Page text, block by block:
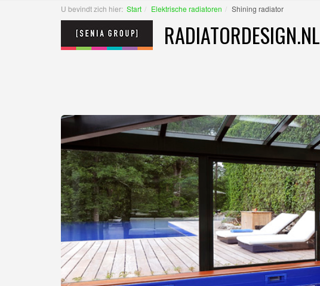
U bevindt zich hier: Start Elektrische radiatoren Shining radiator
RADIATORDESIGN.NL